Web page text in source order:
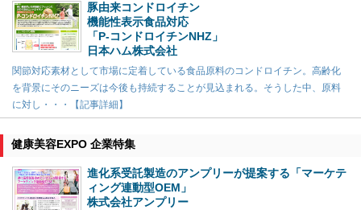
豚由来コンドロイチン
機能性表示食品対応
「P-コンドロイチンNHZ」
日本ハム株式会社
関節対応素材として市場に定着している食品原料のコンドロイチン。高齢化
を背景にそのニーズは今後も持続することが見込まれる。そうした中、原料
に対し・・・【記事詳細】
健康美容EXPO 企業特集
進化系受託製造のアンプリーが提案する「マーケテ
ィング連動型OEM」
株式会社アンプリー